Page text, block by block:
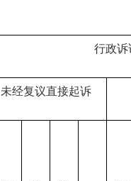
行政诉
未经复议直接起诉